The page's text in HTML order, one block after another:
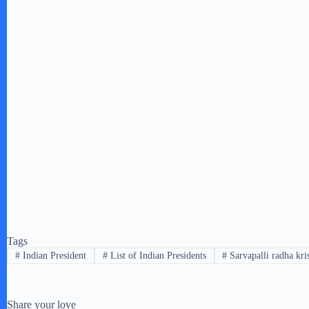
Tags
#Indian President #List of Indian Presidents # Sarvapalli radha
Share your love